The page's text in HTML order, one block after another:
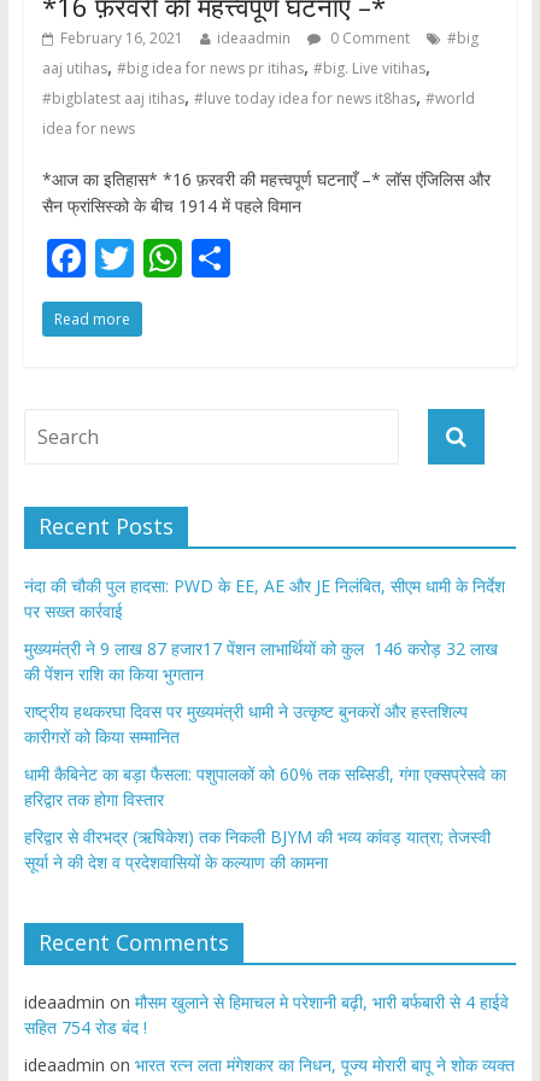
February 16, 2021 ideaadmin 0 Comment
#big
aaj utihas, #big idea for news pr itihas, #big. Live vitihas,
#bigblatest aaj itihas, #luve today idea for news it8has, #world
idea for news
*आज का इतिहास* *16 फ़रवरी की महत्त्वपूर्ण घटनाएँ –* लॉस एंजिलिस और
सैन फ्रांसिस्को के बीच 1914 में पहले विमान
F
ac
e
o
T
w
itt
W S
Read more
Recent Posts
नंदा की चौकी पुल हादसा: PWD के EE, AE और JE निलंबित, सीएम धामी के निर्देश
पर सख्त कार्रवाई
मुख्यमंत्री ने 9 लाख 87 हजार17 पेंशन लाभार्थियों को कुल 146 करोड़ 32 लाख
की पेंशन राशि का किया भुगतान
राष्ट्रीय हथकरघा दिवस पर मुख्यमंत्री धामी ने उत्कृष्ट बुनकरों और हस्तशिल्प
कारीगरों को किया सम्मानित
​धामी कैबिनेट का बड़ा फैसला: पशुपालकों को 60% तक सब्सिडी, गंगा एक्सप्रेसवे का
हरिद्वार तक होगा विस्तार
​हरिद्वार से वीरभद्र (ऋषिकेश) तक निकली BJYM की भव्य कांवड़ यात्रा; तेजस्वी
सूर्या ने की देश व प्रदेशवासियों के कल्याण की कामना
Recent Comments
ideaadmin on मौसम खुलाने से हिमाचल मे परेशानी बढ़ी, भारी बर्फबारी से 4 हाईवे
सहित 754 रोड बंद !
ideaadmin on भारत रत्न लता मंगेशकर का निधन, पूज्य मोरारी बापू ने शोक व्यक्त